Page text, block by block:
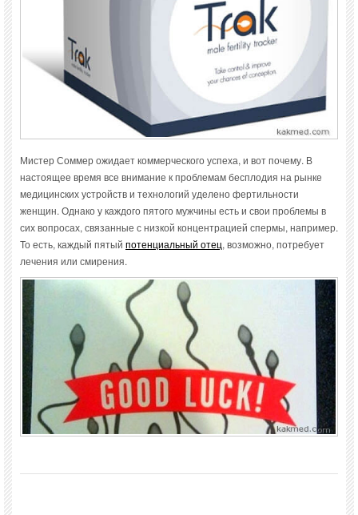
Мистер Соммер ожидает коммерческого успеха, и вот почему. В
настоящее время все внимание к проблемам бесплодия на рынке
медицинских устройств и технологий уделено фертильности
женщин. Однако у каждого пятого мужчины есть и свои проблемы в
сих вопросах, связанные с низкой концентрацией спермы, например.
То есть, каждый пятый потенциальный отец, возможно, потребует
лечения или смирения.